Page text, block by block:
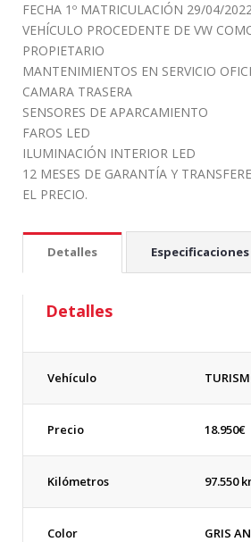
FECHA 1º MATRICULACIÓN 29/04/
VEHÍCULO PROCEDENTE DE VW
PROPIETARIO
MANTENIMIENTOS EN SERVICIO
CAMARA TRASERA
SENSORES DE APARCAMIENTO
FAROS LED
ILUMINACIÓN INTERIOR LED
12 MESES DE GARANTÍA Y
EL PRECIO.
Detalles Especificaciones
Detalles
Vehículo
Precio 18.950€
Kilómetros 97.550
Color GRIS